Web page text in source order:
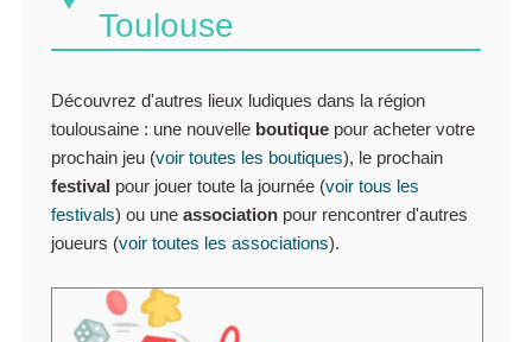
Toulouse
Découvrez d'autres lieux ludiques dans la région
toulousaine : une nouvelle boutiquepour acheter votre
prochain jeu (voir toutes les boutiques), le prochain
festival pour jouer toute la journée (voir tous les
festivals) ou une associationpour rencontrer d'autres
joueurs (voir toutes les associations).